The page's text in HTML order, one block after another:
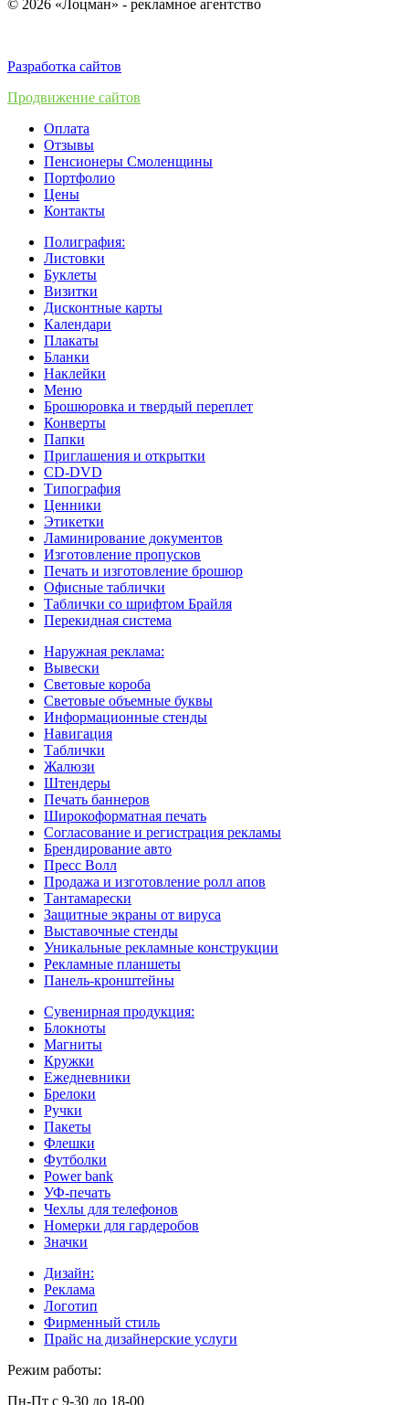
© 2026 «Лоцман» - рекламное агентство
Разработка сайтов
Продвижение сайтов
Оплата
Отзывы
Пенсионеры Смоленщины
Портфолио
Цены
Контакты
Полиграфия:
Листовки
Буклеты
Визитки
Дисконтные карты
Календари
Плакаты
Бланки
Наклейки
Меню
Брошюровка и твердый переплет
Конверты
Папки
Приглашения и открытки
CD-DVD
Типография
Ценники
Этикетки
Ламинирование документов
Изготовление пропусков
Печать и изготовление брошюр
Офисные таблички
Таблички со шрифтом Брайля
Перекидная система
Наружная реклама:
Вывески
Световые короба
Световые объемные буквы
Информационные стенды
Навигация
Таблички
Жалюзи
Штендеры
Печать баннеров
Широкоформатная печать
Согласование и регистрация рекламы
Брендирование авто
Пресс Волл
Продажа и изготовление ролл апов
Тантамарески
Защитные экраны от вируса
Выставочные стенды
Уникальные рекламные конструкции
Рекламные планшеты
Панель-кронштейны
Сувенирная продукция:
Блокноты
Магниты
Кружки
Ежедневники
Брелоки
Ручки
Пакеты
Флешки
Футболки
Power bank
УФ-печать
Чехлы для телефонов
Номерки для гардеробов
Значки
Дизайн:
Реклама
Логотип
Фирменный стиль
Прайс на дизайнерские услуги
Режим работы:
Пн-Пт с 9-30 до 18-00